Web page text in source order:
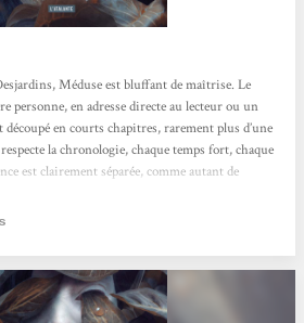
Méduse est bluffant de maîtrise. Le
personne, en adresse directe au lecteur ou un
en courts chapitres, rarement plus d’une
la chronologie, chaque temps fort, chaque
est clairement séparée, comme autant de
Accablances, Révoltances,